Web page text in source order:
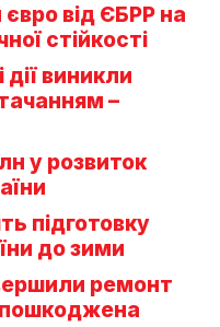
від ЄБРР на
стійкості
виникли
–
у розвиток
підготовку
до зими
ремонт
пошкоджена